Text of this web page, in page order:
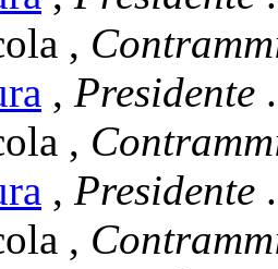
,
, Presidente
,
, Presidente
,